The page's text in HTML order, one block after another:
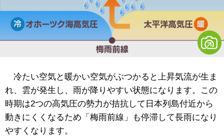
冷たい空気と暖かい空気がぶつかると上昇気流が生ま
れ、雲が発生し、雨が降りやすい状態になります。この
時期は2つの高気圧の勢力が拮抗して日本列島付近から
動きにくくなるため「梅雨前線」も停滞して長雨になり
やすくなります。